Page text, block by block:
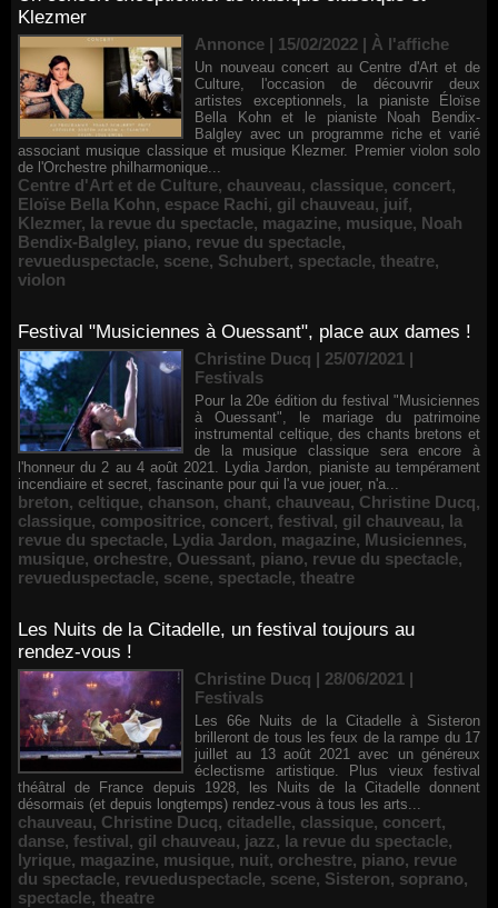
Klezmer
Annonce | 15/02/2022 | À l'affiche
Un nouveau concert au Centre d'Art et de
Culture, l'occasion de découvrir deux
artistes exceptionnels, la pianiste Éloïse
Bella Kohn et le pianiste Noah Bendix-
Balgley avec un programme riche et varié
associant musique classique et musique Klezmer. Premier violon solo
de l'Orchestre philharmonique...
Centre d'Art et de Culture, chauveau, classique, concert,
Eloïse Bella Kohn, espace Rachi, gil chauveau, juif,
Klezmer, la revue du spectacle, magazine, musique, Noah
Bendix-Balgley, piano, revue du spectacle,
revueduspectacle, scene, Schubert, spectacle, theatre,
violon
Festival "Musiciennes à Ouessant", place aux dames !
Christine Ducq | 25/07/2021 |
Festivals
Pour la 20e édition du festival "Musiciennes
à Ouessant", le mariage du patrimoine
instrumental celtique, des chants bretons et
de la musique classique sera encore à
l'honneur du 2 au 4 août 2021. Lydia Jardon, pianiste au tempérament
incendiaire et secret, fascinante pour qui l'a vue jouer, n'a...
breton, celtique, chanson, chant, chauveau, Christine Ducq,
classique, compositrice, concert, festival, gil chauveau, la
revue du spectacle, Lydia Jardon, magazine, Musiciennes,
musique, orchestre, Ouessant, piano, revue du spectacle,
revueduspectacle, scene, spectacle, theatre
Les Nuits de la Citadelle, un festival toujours au
rendez-vous !
Christine Ducq | 28/06/2021 |
Festivals
Les 66e Nuits de la Citadelle à Sisteron
brilleront de tous les feux de la rampe du 17
juillet au 13 août 2021 avec un généreux
éclectisme artistique. Plus vieux festival
théâtral de France depuis 1928, les Nuits de la Citadelle donnent
désormais (et depuis longtemps) rendez-vous à tous les arts...
chauveau, Christine Ducq, citadelle, classique, concert,
danse, festival, gil chauveau, jazz, la revue du spectacle,
lyrique, magazine, musique, nuit, orchestre, piano, revue
du spectacle, revueduspectacle, scene, Sisteron, soprano,
spectacle, theatre